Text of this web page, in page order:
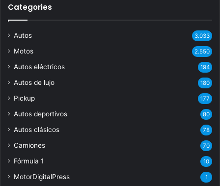
Categories
Autos 3.033
Motos 2.550
Autos eléctricos 194
Autos de lujo 180
Pickup 177
Autos deportivos 80
Autos clásicos 78
Camiones 70
Fórmula 1 10
MotorDigitalPress 1